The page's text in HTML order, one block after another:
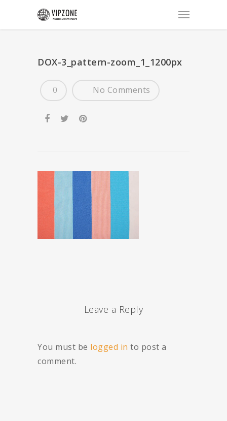
DOX-3_pattern-zoom_1_1200px
No Comments
0
Leave a Reply
You must be logged in to post a
comment.